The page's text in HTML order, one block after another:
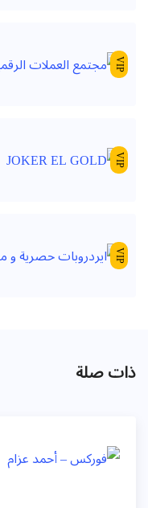
VIP
VIP
VIP
ذات صلة